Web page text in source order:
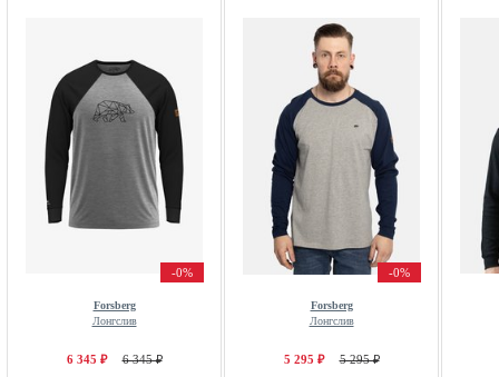
-0%
Forsberg
Лонгслив
6 345 ₽ 6 345 ₽
-0%
Forsberg
Лонгслив
5 295 ₽ 5 295 ₽